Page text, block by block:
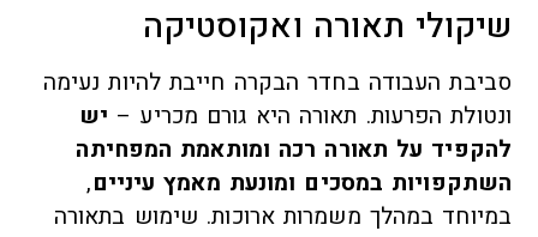
שיקולי תאורה ואקוסטיקה
סביבת העבודה בחדר הבקרה חייבת להיות נעימה
ונטולת הפרעות. תאורה היא גורם מכריע – יש
להקפיד על תאורה רכה ומותאמת המפחיתה
השתקפויות במסכים ומונעת מאמץ עיניים,
במיוחד במהלך משמרות ארוכות. שימוש בתאורה